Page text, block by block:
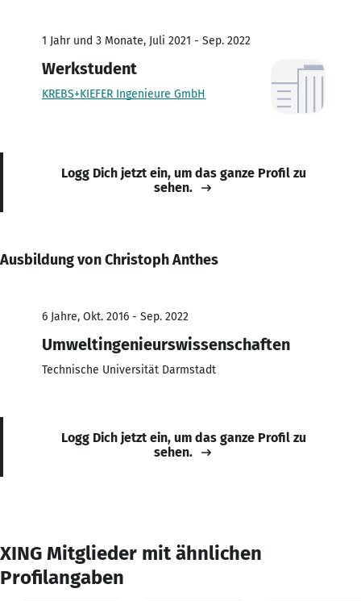
1 Jahr und 3 Monate, Juli 2021 - Sep. 2022
Werkstudent
KREBS+KIEFER Ingenieure GmbH
Logg Dich jetzt ein, um das ganze Profil zu
sehen.
Ausbildung von Christoph Anthes
6 Jahre, Okt. 2016 - Sep. 2022
Umweltingenieurswissenschaften
Technische Universität Darmstadt
Logg Dich jetzt ein, um das ganze Profil zu
sehen.
XING Mitglieder mit ähnlichen
Profilangaben